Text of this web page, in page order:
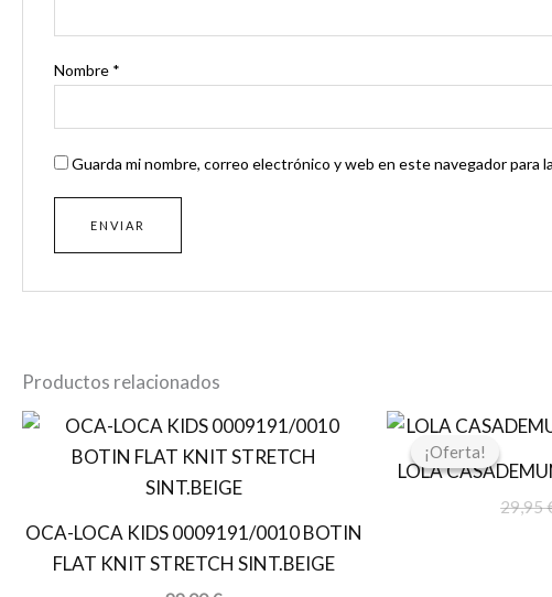
Nombre *
Guarda mi nombre, correo electrónico y web en este navegador para
Productos relacionados
OCA-LOCA KIDS 0009191/0010 BOTIN
FLAT KNIT STRETCH SINT.BEIGE
¡Oferta!
¡Oferta!
LOLA
29,95